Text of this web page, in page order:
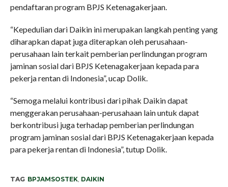
pendaftaran program BPJS Ketenagakerjaan.
“Kepedulian dari Daikin ini merupakan langkah penting yang
diharapkan dapat juga diterapkan oleh perusahaan-
perusahaan lain terkait pemberian perlindungan program
jaminan sosial dari BPJS Ketenagakerjaan kepada para
pekerja rentan di Indonesia”, ucap Dolik.
“Semoga melalui kontribusi dari pihak Daikin dapat
menggerakan perusahaan-perusahaan lain untuk dapat
berkontribusi juga terhadap pemberian perlindungan
program jaminan sosial dari BPJS Ketenagakerjaan kepada
para pekerja rentan di Indonesia”, tutup Dolik.
TAG BPJAMSOSTEK, DAIKIN